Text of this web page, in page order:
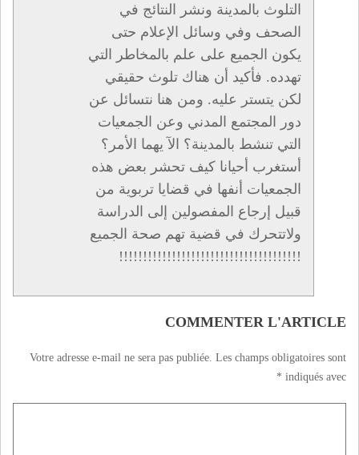
التلوث بالمدينة ونشر النتائج في
الصحف وفي وسائل الإعلام حتى
يكون الجميع على علم بالمخاطر التي
تهدده. فأكيد أن هناك تلوث حقيقي
لكن يتستر عليه. ومن هنا نتسائل عن
دور المجتمع المدني وعن الجمعيات
التي تنشط بالمدينة؟ الآ يهما الأمر؟
أستغرب أحيانا كيف تحشر بعض هذه
الجمعيات أنفها في قضايا تربوية من
قبيل إرجاع المفصولين إلى الدراسة
ولاتتحرك في قضية تهم صحة الجميع
!!!!!!!!!!!!!!!!!!!!!!!!!!!!!!!!!!!!!!
COMMENTER L'ARTICLE
Votre adresse e-mail ne sera pas publiée. Les champs obligatoires sont
indiqués avec
*